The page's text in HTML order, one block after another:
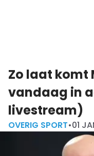
Zo laat komt
vandaag in
livestream)
OVERIG SPORT•01